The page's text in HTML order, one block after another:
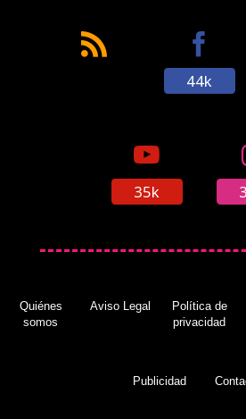
44k
35k
Quiénes
somos
Aviso Legal
Política de
privacidad
Publicidad